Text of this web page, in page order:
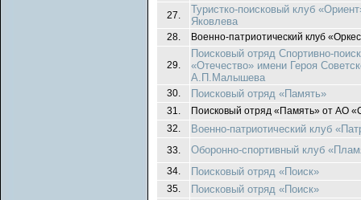
27.
Туристко-поисковый клуб
Яковлева
28. Военно-патриотический клуб
29.
Поисковый отряд Спортивно-
«Отечество» имени Героя
А.П.Малышева
30. Поисковый отряд «Память»
31.
Поисковый отряд «Память» от АО
32.
Военно-патриотический клуб
33. Оборонно-спортивный клуб
34. Поисковый отряд «Поиск»
35. Поисковый отряд «Поиск»